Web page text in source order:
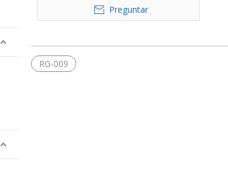
RG-009
Preguntar
RG-009